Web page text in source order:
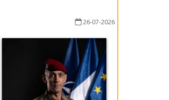
26-07-2026